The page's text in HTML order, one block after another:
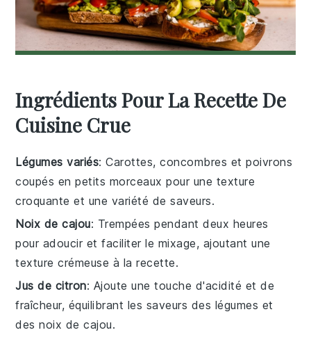
Ingrédients Pour La Recette De
Cuisine Crue
Légumes variés: Carottes, concombres et poivrons
coupés en petits morceaux pour une texture
croquante et une variété de saveurs.
Noix de cajou: Trempées pendant deux heures
pour adoucir et faciliter le mixage, ajoutant une
texture crémeuse à la recette.
Jus de citron: Ajoute une touche d'acidité et de
fraîcheur, équilibrant les saveurs des légumes et
des noix de cajou.